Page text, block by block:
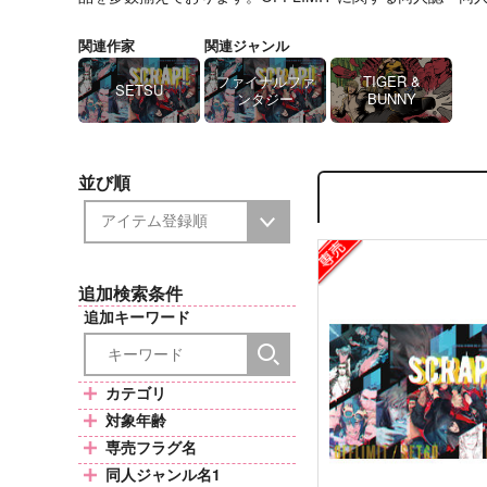
関連作家
SETSU
関連ジャンル
ファイナルファ
ンタジー
TIGER &
BUNNY
並び順
追加検索条件
追加キーワード
カテゴリ
対象年齢
専売フラグ名
同人ジャンル名1